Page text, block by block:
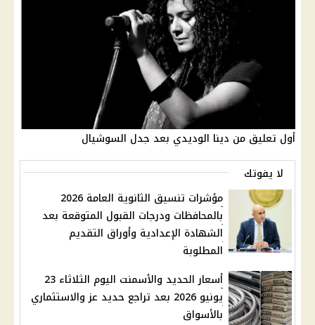
أول تعليق من دينا الوديدي بعد جدل السوشيال
لا يفوتك
مؤشرات تنسيق الثانوية العامة 2026
بالمحافظات ودرجات القبول المتوقعة بعد
الشهادة الإعدادية وأوراق التقديم
المطلوبة
أسعار الحديد والأسمنت اليوم الثلاثاء 23
يونيو 2026 بعد تراجع حديد عز والاستثماري
بالأسواق